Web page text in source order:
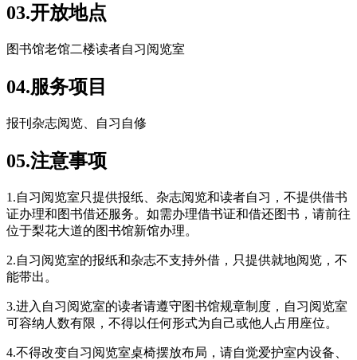
03.开放地点
图书馆老馆二楼读者自习阅览室
04.服务项目
报刊杂志阅览、自习自修
05.注意事项
1.自习阅览室只提供报纸、杂志阅览和读者自习，不提供借书
证办理和图书借还服务。如需办理借书证和借还图书，请前往
位于梨花大道的图书馆新馆办理。
2.自习阅览室的报纸和杂志不支持外借，只提供就地阅览，不
能带出。
3.进入自习阅览室的读者请遵守图书馆规章制度，自习阅览室
可容纳人数有限，不得以任何形式为自己或他人占用座位。
4.不得改变自习阅览室桌椅摆放布局，请自觉爱护室内设备、